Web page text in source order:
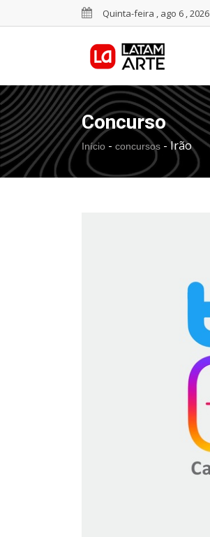
Quinta-feira , ago 6 , 2026
Concurso
Início - concursos - Irão